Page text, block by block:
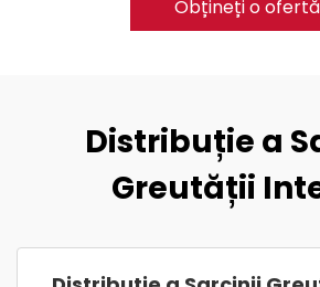
Obțineți o ofertă
Distribuție a
Greutății